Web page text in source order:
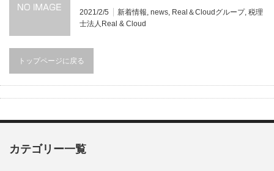
2021/2/5 新着情報, news, Real＆Cloudグループ, 税理
士法人Real & Cloud
トップページに戻る
カテゴリー一覧